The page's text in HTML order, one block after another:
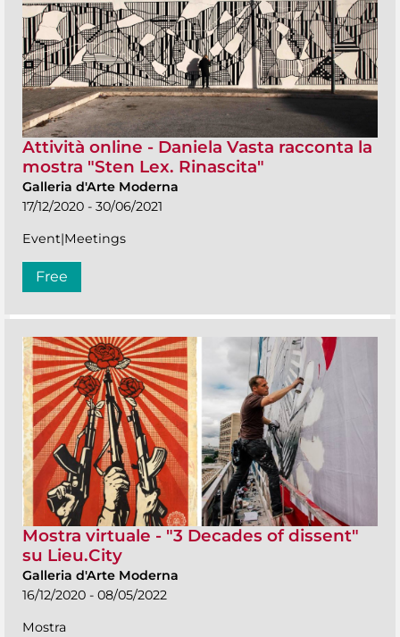
Attività online - Daniela Vasta racconta la
mostra "Sten Lex. Rinascita"
Galleria d'Arte Moderna
17/12/2020 - 30/06/2021
Event|Meetings
Free
Mostra virtuale - "3 Decades of dissent"
su Lieu.City
Galleria d'Arte Moderna
16/12/2020 - 08/05/2022
Mostra